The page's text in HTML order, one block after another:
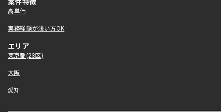
案件特徴
高単価
実務経験が浅い方OK
エリア
東京都(23区)
大阪
愛知